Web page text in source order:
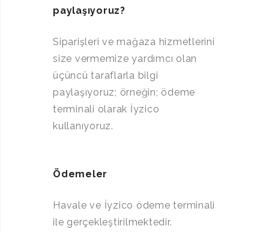
paylaşıyoruz?
Siparişleri ve mağaza hizmetlerini
size vermemize yardımcı olan
üçüncü taraflarla bilgi
paylaşıyoruz; örneğin; ödeme
terminali olarak İyzico
kullanıyoruz.
Ödemeler
Havale ve İyzico ödeme terminali
ile gerçekleştirilmektedir.